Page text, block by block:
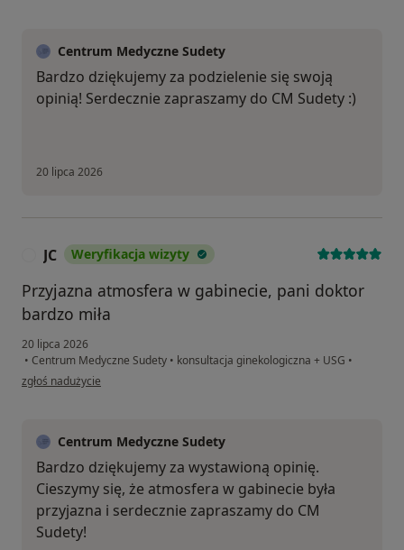
Centrum Medyczne Sudety
Bardzo dziękujemy za podzielenie się swoją
opinią! Serdecznie zapraszamy do CM Sudety :)
20 lipca 2026
JC Weryfikacja wizyty
Przyjazna atmosfera w gabinecie, pani doktor
bardzo miła
20 lipca 2026
• Centrum Medyczne Sudety • konsultacja ginekologiczna + USG •
w opinii użytkownika JC
zgłoś nadużycie
Centrum Medyczne Sudety
Bardzo dziękujemy za wystawioną opinię.
Cieszymy się, że atmosfera w gabinecie była
przyjazna i serdecznie zapraszamy do CM
Sudety!